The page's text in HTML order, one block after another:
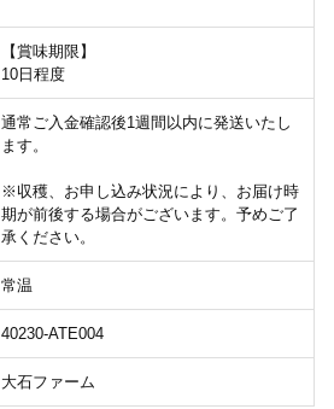
【賞味期限】
10日程度
通常ご入金確認後1週間以内に発送いたし
ます。
※収穫、お申し込み状況により、お届け時
期が前後する場合がございます。予めご了
承ください。
常温
40230-ATE004
大石ファーム